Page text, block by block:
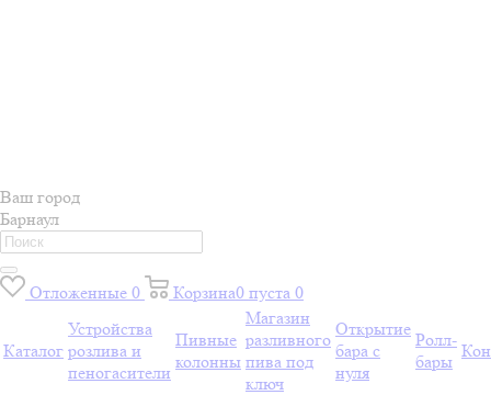
Ваш город
Барнаул
Отложенные 0 Корзина0 пуста 0
Каталог
Устройства
розлива и
пеногасители
Пивные
колонны
Магазин
разливного
пива под
ключ
Открытие
бара с
нуля
Ролл-
бары